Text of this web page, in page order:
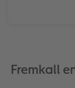
Fremkall